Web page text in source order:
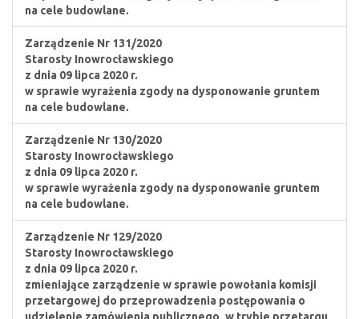
na cele budowlane.
Zarządzenie Nr 131/2020
Starosty Inowrocławskiego
z dnia 09 lipca 2020 r.
w sprawie wyrażenia zgody na dysponowanie gruntem
na cele budowlane.
Zarządzenie Nr 130/2020
Starosty Inowrocławskiego
z dnia 09 lipca 2020 r.
w sprawie wyrażenia zgody na dysponowanie gruntem
na cele budowlane.
Zarządzenie Nr 129/2020
Starosty Inowrocławskiego
z dnia 09 lipca 2020 r.
zmieniające zarządzenie w sprawie powołania komisji
przetargowej do przeprowadzenia postępowania o